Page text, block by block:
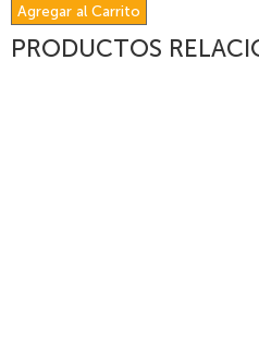
Agregar al Carrito
PRODUCTOS